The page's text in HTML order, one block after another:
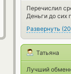
Перечислил
Деньги до сих
Развернуть (20
Татьяна
Лучший